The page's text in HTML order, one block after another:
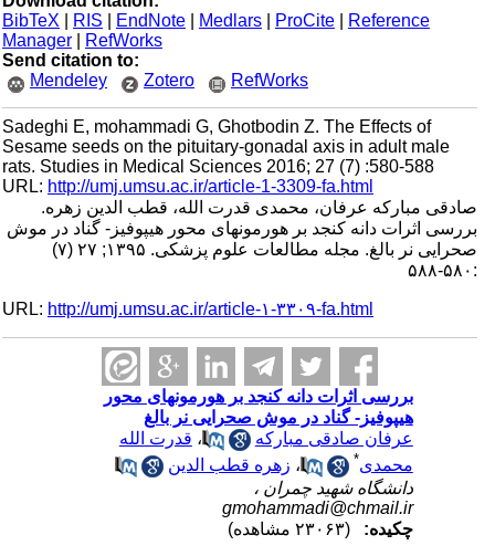
BibTeX
| RIS |EndNote |Medlars |ProCite |Reference
Manager
|RefWorks
Send citation to:
Mendeley
Zotero RefWorks
Sadeghi E, mohammadi G, Ghotbodin Z. The Effects of
Sesame seeds on the pituitary-gonadal axis in adult male
rats. Studies in Medical Sciences 2016; 27 (7) :580-588
URL:http://umj.umsu.ac.ir/article-1-3309-fa.html
صادقی مبارکه عرفان، محمدی قدرت الله، قطب الدین زهره.
بررسی اثرات دانه کنجد بر هورمونهای محور هیپوفیز- گناد در موش
صحرایی نر بالغ. مجله مطالعات علوم پزشکی. ۱۳۹۵; ۲۷ (۷)
URL:http://umj.umsu.ac.ir/article-۱-۳۳۰۹-fa.html
بررسی اثرات دانه کنجد بر هورمونهای محور
هیپوفیز- گناد در موش صحرایی نر بالغ
عرفان صادقی مبارکه
،قدرت الله
محمدی
،زهره قطب الدین
دانشگاه شهید چمران ،
gmohammadi@chmail.ir
چکیده: